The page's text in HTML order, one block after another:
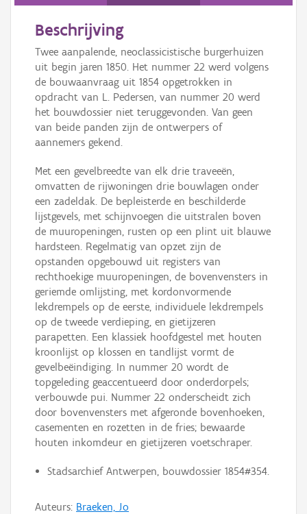
Beschrijving
Twee aanpalende, neoclassicistische burgerhuizen
uit begin jaren 1850. Het nummer 22 werd volgens
de bouwaanvraag uit 1854 opgetrokken in
opdracht van L. Pedersen, van nummer 20 werd
het bouwdossier niet teruggevonden. Van geen
van beide panden zijn de ontwerpers of
aannemers gekend.
Met een gevelbreedte van elk drie traveeën,
omvatten de rijwoningen drie bouwlagen onder
een zadeldak. De bepleisterde en beschilderde
lijstgevels, met schijnvoegen die uitstralen boven
de muuropeningen, rusten op een plint uit blauwe
hardsteen. Regelmatig van opzet zijn de
opstanden opgebouwd uit registers van
rechthoekige muuropeningen, de bovenvensters in
geriemde omlijsting, met kordonvormende
lekdrempels op de eerste, individuele lekdrempels
op de tweede verdieping, en gietijzeren
parapetten. Een klassiek hoofdgestel met houten
kroonlijst op klossen en tandlijst vormt de
gevelbeëindiging. In nummer 20 wordt de
topgeleding geaccentueerd door onderdorpels;
verbouwde pui. Nummer 22 onderscheidt zich
door bovenvensters met afgeronde bovenhoeken,
casementen en rozetten in de fries; bewaarde
houten inkomdeur en gietijzeren voetschraper.
Stadsarchief Antwerpen, bouwdossier 1854#354.
Auteurs: Braeken, Jo